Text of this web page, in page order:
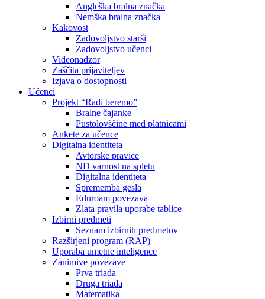
Angleška bralna značka
Nemška bralna značka
Kakovost
Zadovoljstvo starši
Zadovoljstvo učenci
Videonadzor
Zaščita prijaviteljev
Izjava o dostopnosti
Učenci
Projekt “Radi beremo”
Bralne čajanke
Pustolovščine med platnicami
Ankete za učence
Digitalna identiteta
Avtorske pravice
ND varnost na spletu
Digitalna identiteta
Sprememba gesla
Eduroam povezava
Zlata pravila uporabe tablice
Izbirni predmeti
Seznam izbirnih predmetov
Razširjeni program (RAP)
Uporaba umetne inteligence
Zanimive povezave
Prva triada
Druga triada
Matematika